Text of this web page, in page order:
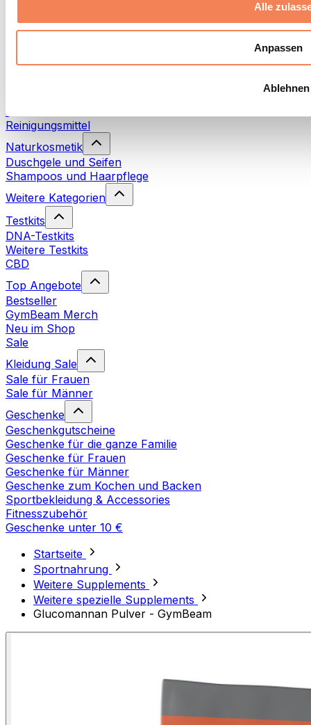
Weitere Informationen über die Verarbeitung Ihrer Daten
Datenschutzerklärung
Alle
Anpassen
Ablehnen
Wandern
Rotlichttherapie
Waschmittel
Reinigungsmittel
Naturkosmetik
Duschgele und Seifen
Shampoos und Haarpflege
Weitere Kategorien
Testkits
DNA-Testkits
Weitere Testkits
CBD
Top Angebote
Bestseller
GymBeam Merch
Neu im Shop
Sale
Kleidung Sale
Sale für Frauen
Sale für Männer
Geschenke
Geschenkgutscheine
Geschenke für die ganze Familie
Geschenke für Frauen
Geschenke für Männer
Geschenke zum Kochen und Backen
Sportbekleidung & Accessories
Fitnesszubehör
Geschenke unter 10 €
Startseite
Sportnahrung
Weitere Supplements
Weitere spezielle Supplements
Glucomannan Pulver - GymBeam